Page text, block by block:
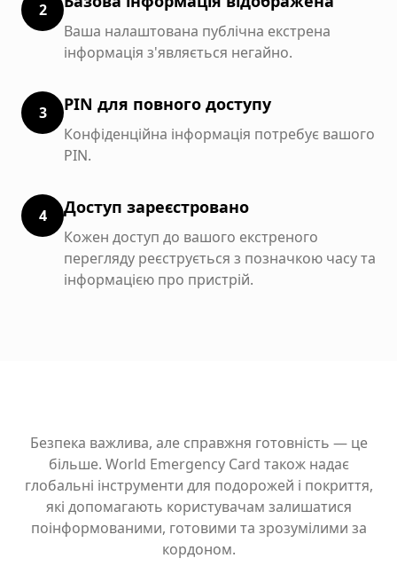
2
Ваша налаштована публічна екстрена
інформація з'являється негайно.
3 PIN для повного доступу
Конфіденційна інформація потребує вашого
PIN.
4 Доступ зареєстровано
Кожен доступ до вашого екстреного
перегляду реєструється з позначкою часу та
інформацією про пристрій.
Безпека важлива, але справжня готовність — це
більше. World Emergency Card також надає
глобальні інструменти для подорожей і покриття,
які допомагають користувачам залишатися
поінформованими, готовими та зрозумілими за
кордоном.